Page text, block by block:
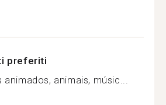
preferiti
animados, animais, músic...